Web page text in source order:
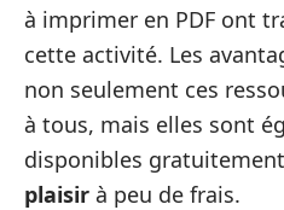
à imprimer en PDF ont
cette activité. Les
non seulement ces
à tous, mais elles sont
disponibles
plaisir à peu de frais.